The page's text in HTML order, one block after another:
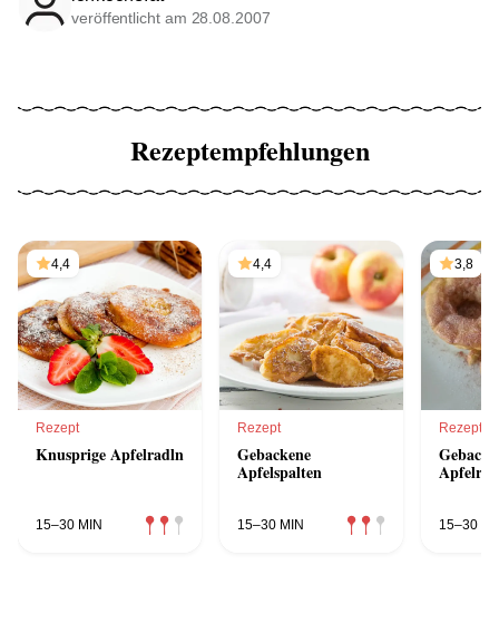
veröffentlicht am 28.08.2007
Rezeptempfehlungen
4,4
Rezept
Knusprige Apfelradln
15–30 MIN
4,4
Rezept
Gebackene
Apfelspalten
15–30 MIN
3,8
Rezept
15–30